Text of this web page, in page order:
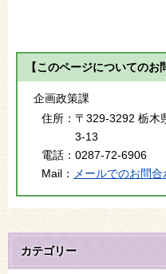
【このページについてのお
企画政策課
住所： 〒329-3292 栃木
3-13
電話： 0287-72-6906
Mail： メールでのお問合
カテゴリー